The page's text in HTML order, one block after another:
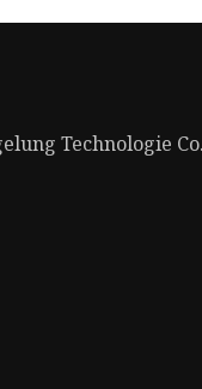
Technologie